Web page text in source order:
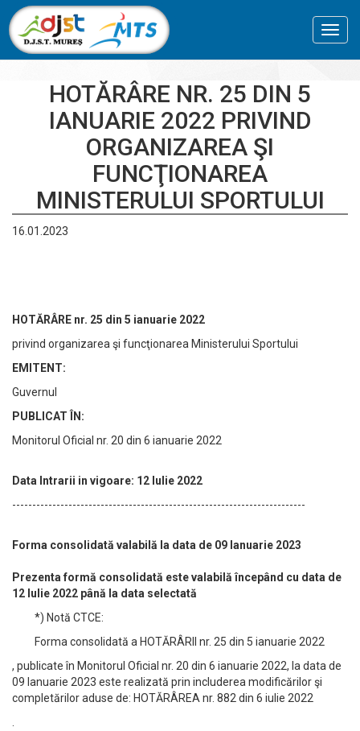
HOTĂRÂRE NR. 25 DIN 5
IANUARIE 2022 PRIVIND
ORGANIZAREA ŞI
FUNCŢIONAREA
MINISTERULUI SPORTULUI
16.01.2023
HOTĂRÂRE nr. 25 din 5 ianuarie 2022
privind organizarea şi funcţionarea Ministerului Sportului
EMITENT:
Guvernul
PUBLICAT ÎN:
Monitorul Oficial nr. 20 din 6 ianuarie 2022
Data Intrarii in vigoare: 12 Iulie 2022
-------------------------------------------------------------------------
Forma consolidată valabilă la data de 09 Ianuarie 2023
Prezenta formă consolidată este valabilă începând cu data de
12 Iulie 2022 până la data selectată
*) Notă CTCE:
Forma consolidată a HOTĂRÂRII nr. 25 din 5 ianuarie 2022
, publicate în Monitorul Oficial nr. 20 din 6 ianuarie 2022, la data de
09 Ianuarie 2023 este realizată prin includerea modificărilor şi
completărilor aduse de: HOTĂRÂREA nr. 882 din 6 iulie 2022